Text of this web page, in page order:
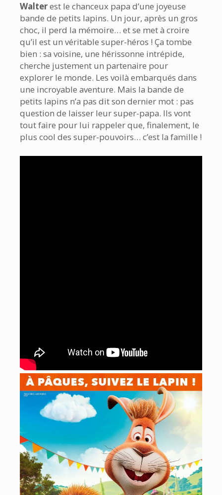
Walterest le chanceux papa d’une joyeuse
bande de petits lapins. Un jour, après un gros
choc, il perd la mémoire… et se met à croire
qu’il est un véritable super-héros ! Ça tombe
bien : sa voisine, une hérissonne intrépide,
cherche justement un partenaire pour
explorer le monde. Les voilà embarqués dans
une incroyable aventure. Mais la bande de
petits lapins n’a pas dit son dernier mot : pas
question de laisser leur super-papa. Ils vont
tout faire pour lui rappeler que, finalement, le
plus cool des super-pouvoirs… c’est la famille !